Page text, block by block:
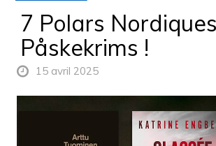
7 Polars
Påskekrims !
15 avril 2025